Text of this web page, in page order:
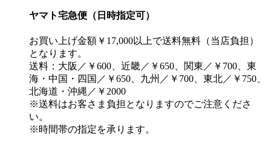
ヤマト宅急便（日時指定可）
お買い上げ金額￥17,000以上で送料無料（当店負担）
となります。
送料：大阪／￥600、近畿／￥650、関東／￥700、東
海・中国・四国／￥650、九州／￥700、東北／￥750、
北海道・沖縄／￥2000
※送料はお客さま負担となりますのでご注意くださ
い。
※時間帯の指定を承ります。